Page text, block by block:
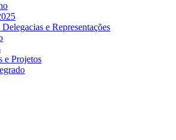
Delegacias e Representações
e Projetos